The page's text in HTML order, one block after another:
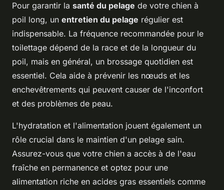
Pour garantir la santé du pelage de votre chien à
poil long, un entretien du pelage régulier est
indispensable. La fréquence recommandée pour le
toilettage dépend de la race et de la longueur du
poil, mais en général, un brossage quotidien est
essentiel. Cela aide à prévenir les nœuds et les
enchevêtrements qui peuvent causer de l'inconfort
et des problèmes de peau.
L'hydratation et l'alimentation jouent également un
rôle crucial dans le maintien d'un pelage sain.
Assurez-vous que votre chien a accès à de l'eau
fraîche en permanence et optez pour une
alimentation riche en acides gras essentiels comme